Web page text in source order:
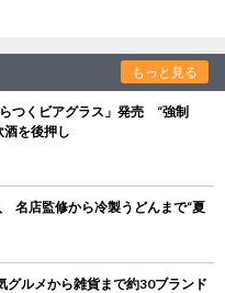
もっと見る
つくビアグラス」発売 “強制
酒を後押し
名店監修から冷製うどんまで“夏
ルメから雑貨まで約30ブランド